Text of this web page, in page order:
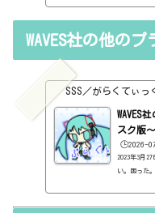
ンの中には
もの...
WAVES社の他の
SSS／がらくてぃっ
WAVES
スク版～
🕒️2026-
2023年3月27
い。困った